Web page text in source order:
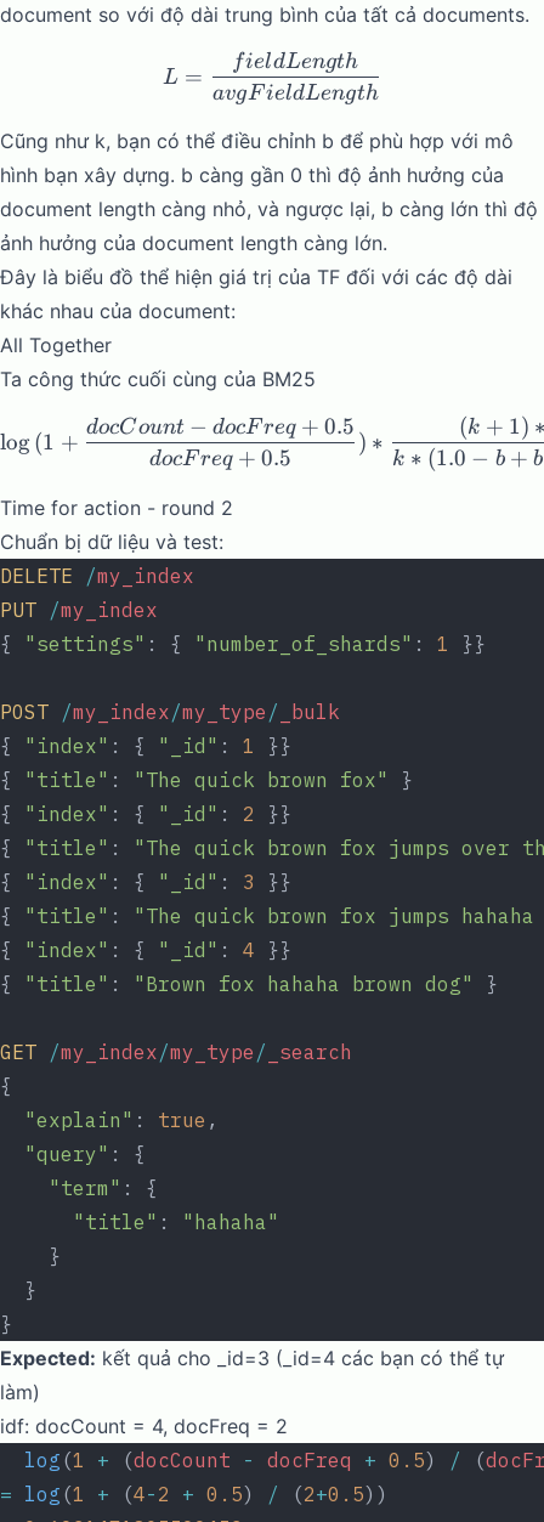
document so với độ dài trung bình của tất cả documents.
L =
L =
avgF ieldLength
fieldLength
Cũng như k, bạn có thể điều chỉnh b để phù hợp với mô
hình bạn xây dựng. b càng gần 0 thì độ ảnh hưởng của
document length càng nhỏ, và ngược lại, b càng lớn thì độ
ảnh hưởng của document length càng lớn.
Đây là biểu đồ thể hiện giá trị của TF đối với các độ dài
khác nhau của document:
All Together
Ta công thức cuối cùng của BM25
\log{(1 +
log(1 +
docFreq + 0.5
docCount − docFreq + 0.5
) ∗
k ∗ (1.0 − b + b
(k + 1)
Time for action - round 2
Chuẩn bị dữ liệu và test:
DELETE /my_index
PUT /my_index
{ "settings" : { "number_of_shards" : 1 }}
POST /my_index /my_type / _bulk
{ "index" : { "_id" : 1 }}
{ "title" : "The quick brown fox"
}
{ "index" : { "_id" : 2 }}
{ "title" : "The quick brown fox jumps over
{ "index" : { "_id" : 3 }}
{ "title" : "The quick brown fox jumps
{ "index" : { "_id" : 4 }}
{ "title" : "Brown fox hahaha brown dog" }
GET /my_index /my_type / _search
{
  "explain"
: true ,
  "query"
: {
    "term"
: {
      "title"
: "hahaha"
    }
  }
}
Expected: kết quả cho _id=3 (_id=4 các bạn có thể tự
làm)
idf: docCount = 4, docFreq = 2
  log
(1 + (docCount - docFreq + 0.5) / (
= log (1 + (4- 2 + 0.5) / (2+0.5))